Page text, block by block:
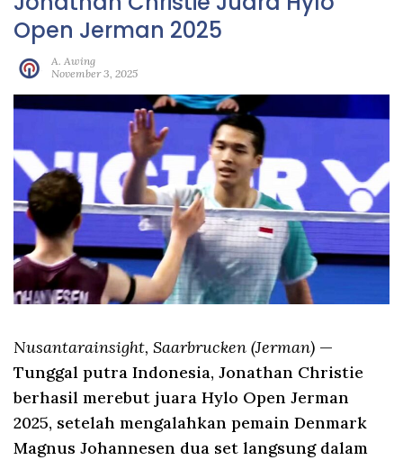
Open Jerman 2025
A. Awing
November 3, 2025
Nusantarainsight, Saarbrucken (Jerman) —
Tunggal putra Indonesia, Jonathan Christie
berhasil merebut juara Hylo Open Jerman
2025, setelah mengalahkan pemain Denmark
Magnus Johannesen dua set langsung dalam